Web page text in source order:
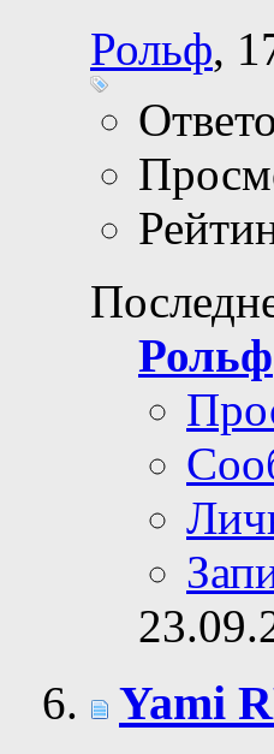
Рольф,
Рольф
Yami